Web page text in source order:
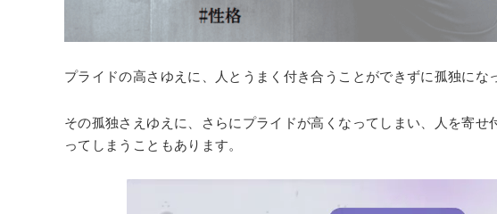
プライドの高さゆえに、人とうまく付き合うことができずに孤独にな
その孤独さえゆえに、さらにプライドが高くなってしまい、人を寄
ってしまうこともあります。